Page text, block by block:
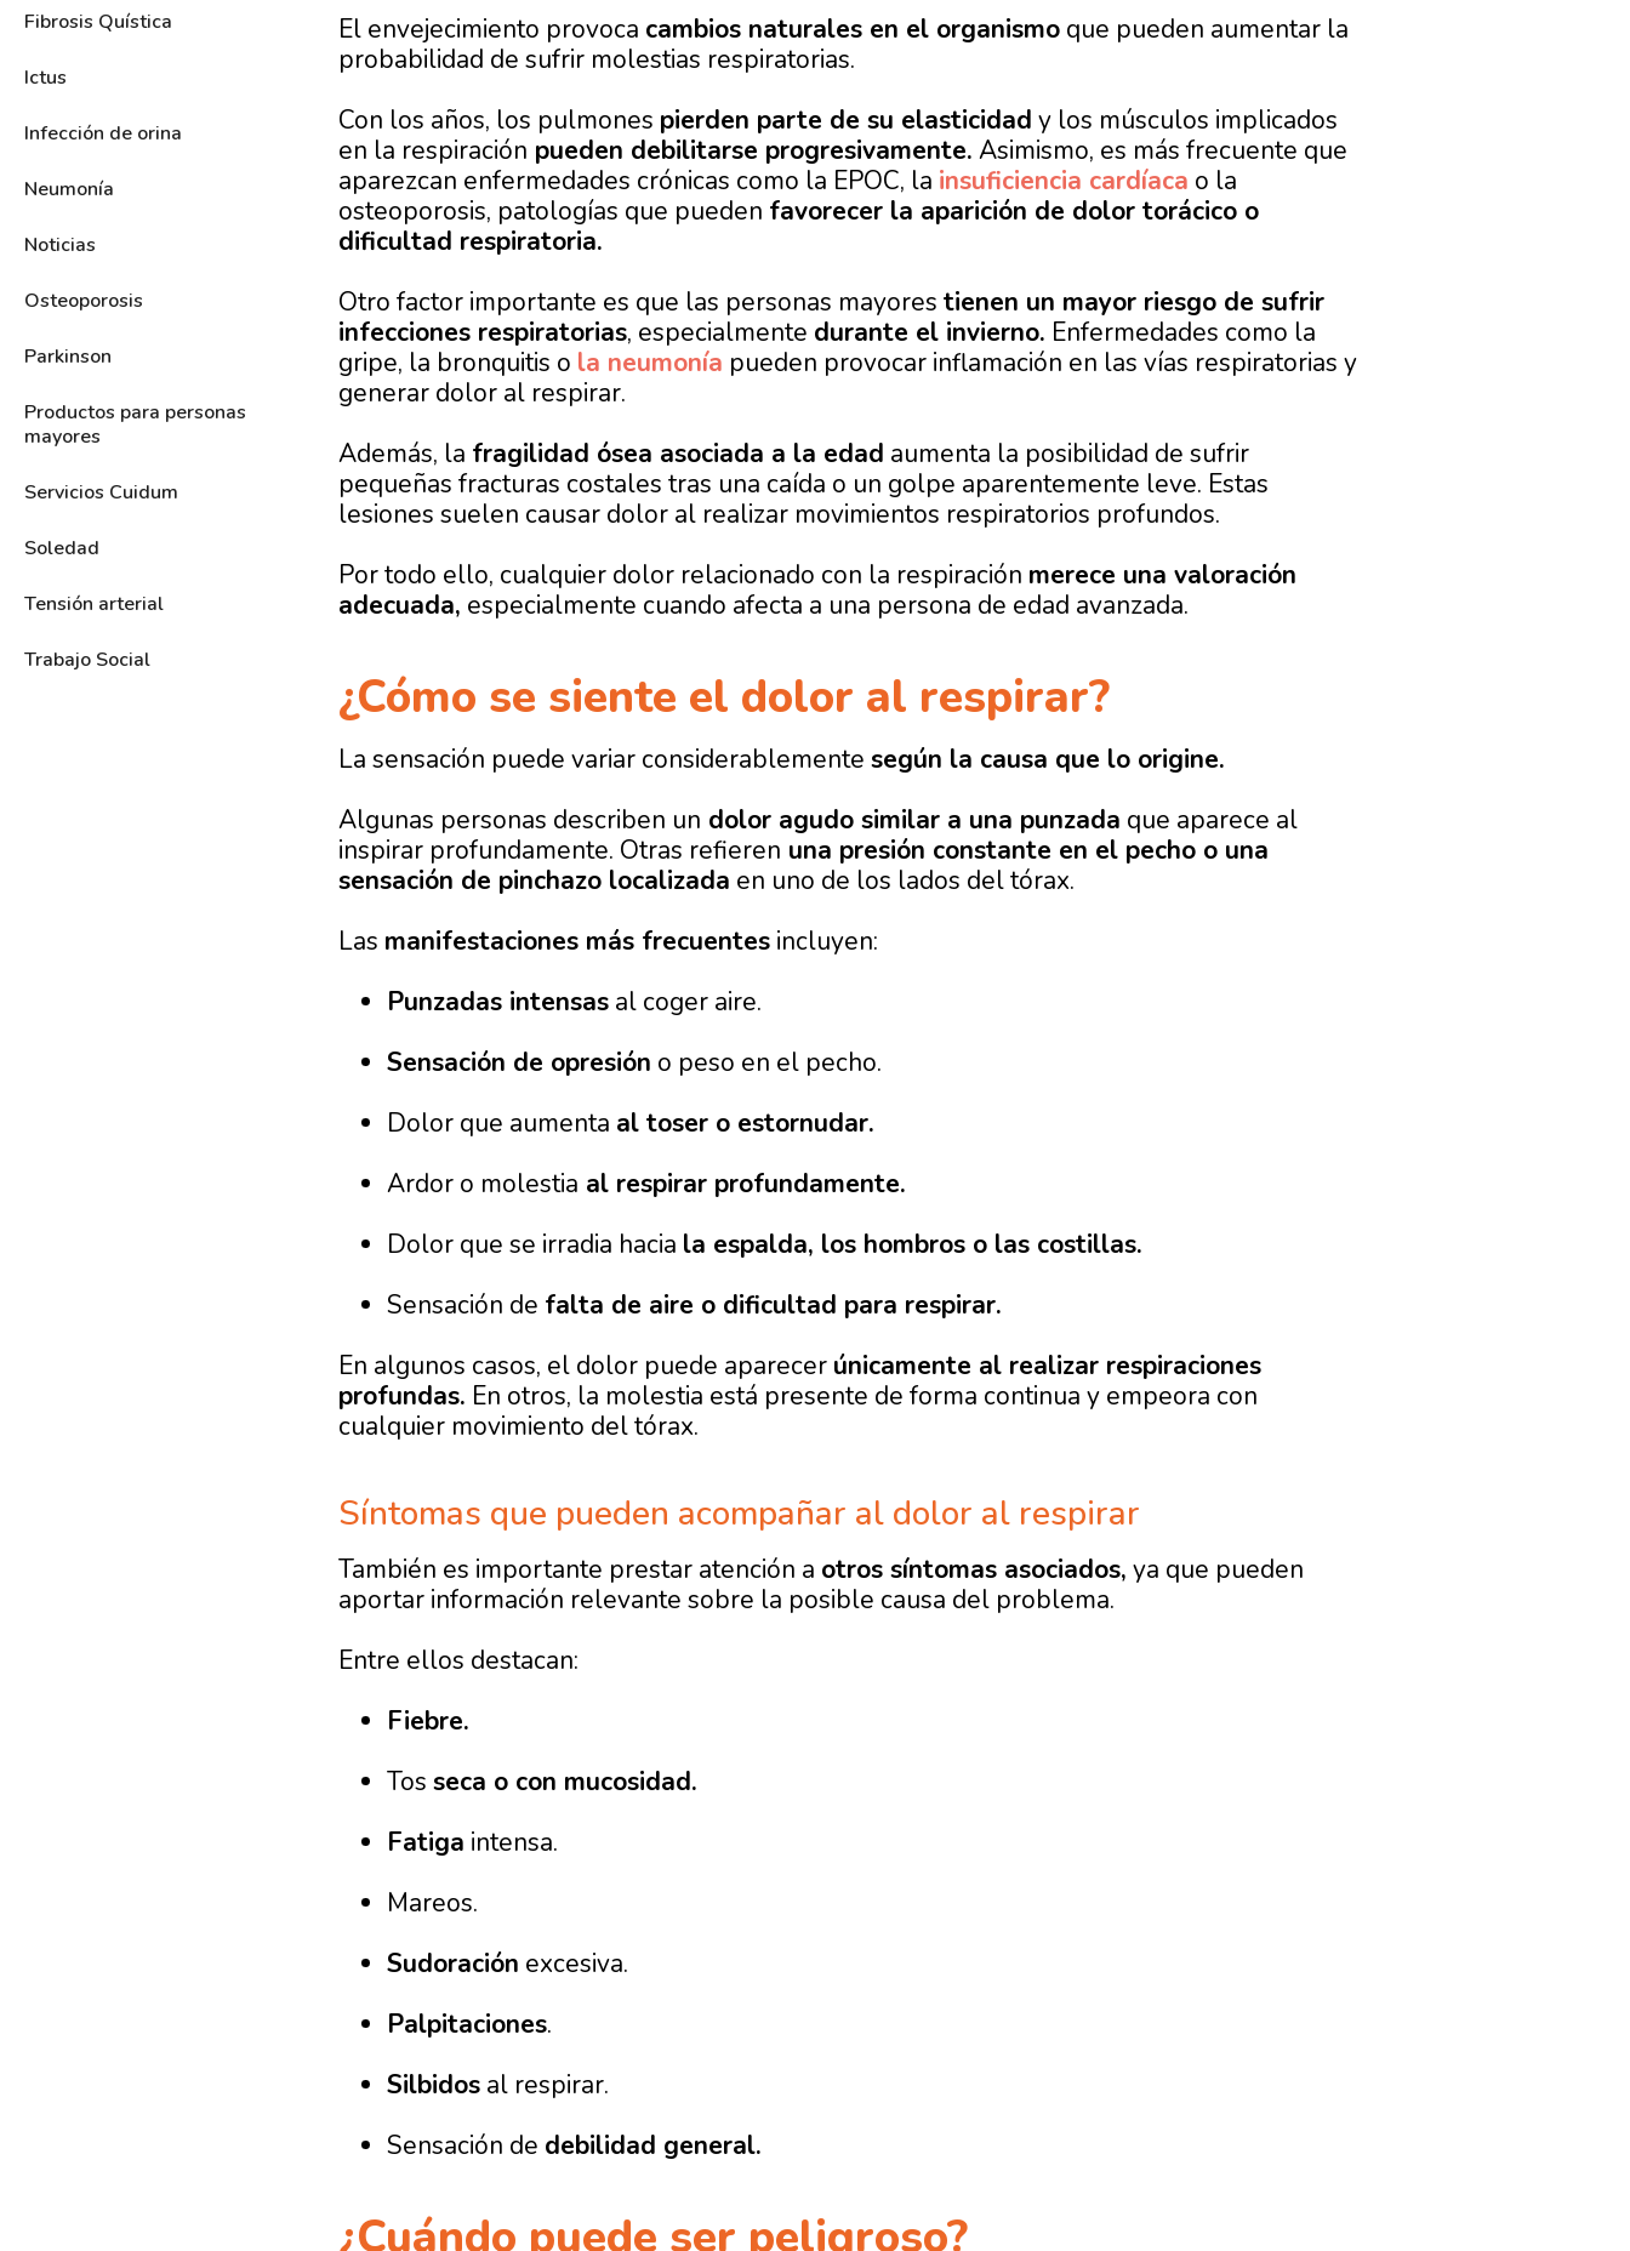
Fibrosis Quística
Ictus
Infección de orina
Neumonía
Noticias
Osteoporosis
Parkinson
Productos para personas
mayores
Servicios Cuidum
Soledad
Tensión arterial
Trabajo Social
El envejecimiento provoca cambios naturales en el organismoque pueden aumentar la
probabilidad de sufrir molestias respiratorias.
Con los años, los pulmones pierden parte de su elasticidad y los músculos implicados
en la respiración pueden debilitarse progresivamente. Asimismo, es más frecuente que
aparezcan enfermedades crónicas como la EPOC, la insuficiencia cardíaca o la
osteoporosis, patologías que pueden favorecer la aparición de dolor torácico o
dificultad respiratoria.
Otro factor importante es que las personas mayores tienen un mayor riesgo de sufrir
infecciones respiratorias, especialmente durante el invierno. Enfermedades como la
gripe, la bronquitis o la neumonía pueden provocar inflamación en las vías respiratorias y
generar dolor al respirar.
Además, la fragilidad ósea asociada a la edad aumenta la posibilidad de sufrir
pequeñas fracturas costales tras una caída o un golpe aparentemente leve. Estas
lesiones suelen causar dolor al realizar movimientos respiratorios profundos.
Por todo ello, cualquier dolor relacionado con la respiración merece una valoración
adecuada, especialmente cuando afecta a una persona de edad avanzada.
¿Cómo se siente el dolor al respirar?
La sensación puede variar considerablemente según la causa que lo origine.
Algunas personas describen un dolor agudo similar a una punzada que aparece al
inspirar profundamente. Otras refieren una presión constante en el pecho o una
sensación de pinchazo localizada en uno de los lados del tórax.
Las manifestaciones más frecuentesincluyen:
Punzadas intensasal coger aire.
Sensación de opresión o peso en el pecho.
Dolor que aumenta al toser o estornudar.
Ardor o molestia al respirar profundamente.
Dolor que se irradia hacia la espalda, los hombros o las costillas.
Sensación de falta de aire o dificultad para respirar.
En algunos casos, el dolor puede aparecer únicamente al realizar respiraciones
profundas. En otros, la molestia está presente de forma continua y empeora con
cualquier movimiento del tórax.
Síntomas que pueden acompañar al dolor al respirar
También es importante prestar atención a otros síntomas asociados, ya que pueden
aportar información relevante sobre la posible causa del problema.
Entre ellos destacan:
Fiebre.
Tos seca o con mucosidad.
Fatiga intensa.
Mareos.
Sudoración excesiva.
Palpitaciones.
Silbidosal respirar.
Sensación de debilidad general.
¿Cuándo puede ser peligroso?